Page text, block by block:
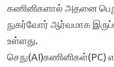
கணினிகளால் அதனை
நுகர்வோர் ஆர்வமாக
உள்ளது.
செநு(AI)கணினிகள்(PC)